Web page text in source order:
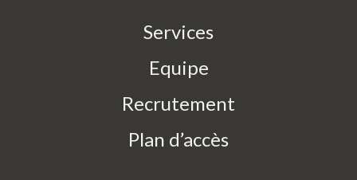
Services
Equipe
Recrutement
Plan d’accès